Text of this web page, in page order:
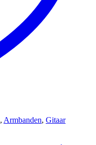
, Armbanden, Gitaar